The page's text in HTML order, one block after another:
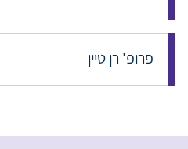
פרופ' רן טיין